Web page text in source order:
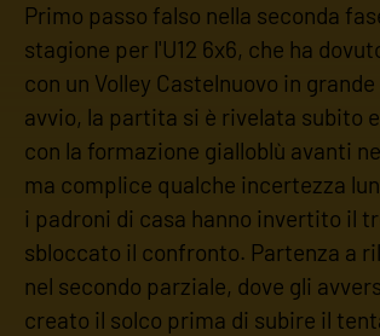
Primo passo falso nella seconda
stagione per l'U12 6x6, che ha
con un Volley Castelnuovo in
avvio, la partita si è rivelata subito
con la formazione gialloblù avanti
ma complice qualche incertezza
i padroni di casa hanno invertito il
sbloccato il confronto. Partenza a
nel secondo parziale, dove gli
creato il solco prima di subire il